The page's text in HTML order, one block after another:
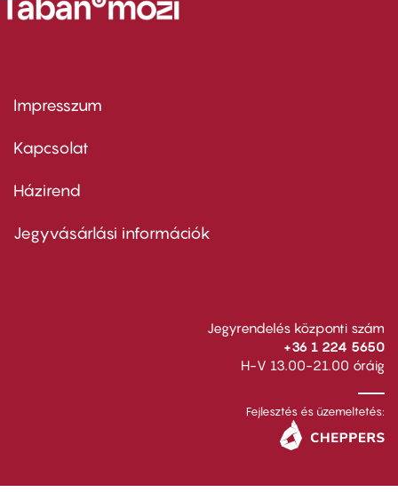
Footer
first
Impresszum
Kapcsolat
Footer
second
Házirend
Jegyvásárlási információk
Jegyrendelés központi szám
+36 1 224 5650
H-V 13.00-21.00 óráig
Fejlesztés és üzemeltetés: